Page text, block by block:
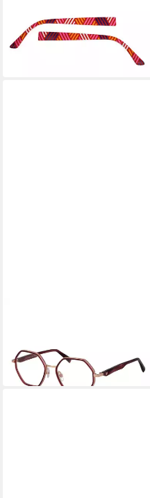
Wechselbügel 5415.03
34,99 €
in 6-7 Werktagen bei dir
-53%
in 2-3 Werktagen bei dir